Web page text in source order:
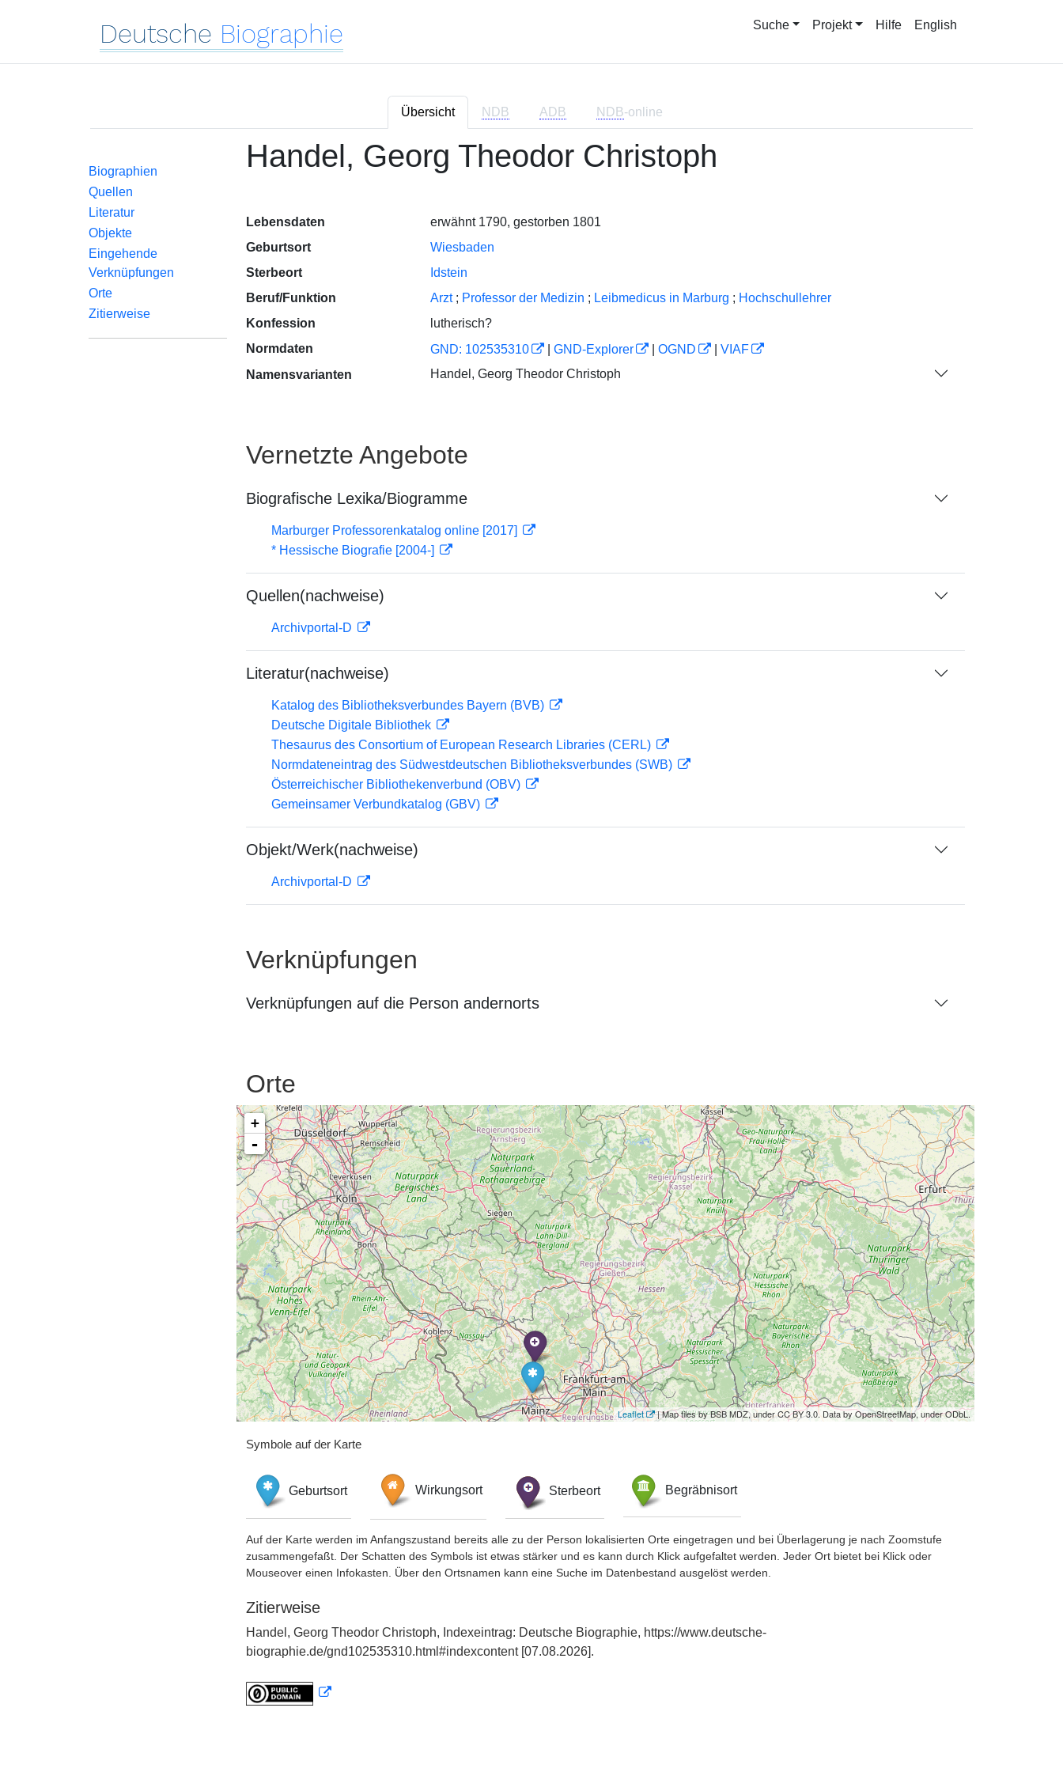
Deutsche Biographie Suche Projekt Hilfe English
Übersicht NDB ADB NDB-online
Biographien
Quellen
Literatur
Objekte
Eingehende
Verknüpfungen
Orte
Zitierweise
Handel, Georg Theodor Christoph
Lebensdaten
erwähnt 1790, gestorben 1801
Geburtsort
Wiesbaden
Sterbeort
Idstein
Beruf/Funktion
Arzt ; Professor der Medizin ; Leibmedicus in Marburg ; Hochschullehrer
Konfession
lutherisch?
Normdaten
GND: 102535310 GND-Explorer OGND
VIAF
Namensvarianten
Handel, Georg Theodor Christoph
Vernetzte Angebote
Biografische Lexika/Biogramme
Marburger Professorenkatalog online [2017]
* Hessische Biografie [2004-]
Quellen(nachweise)
Archivportal-D
Literatur(nachweise)
Katalog des Bibliotheksverbundes Bayern (BVB)
Deutsche Digitale Bibliothek
Thesaurus des Consortium of European Research Libraries (CERL)
Normdateneintrag des Südwestdeutschen Bibliotheksverbundes (SWB)
Österreichischer Bibliothekenverbund (OBV)
Gemeinsamer Verbundkatalog (GBV)
Objekt/Werk(nachweise)
Archivportal-D
Verknüpfungen
Verknüpfungen auf die Person andernorts
Orte
+
-
Leaflet | Map tiles by BSB MDZ, under CC BY 3.0. Data by OpenStreetMap, under ODbL.
Symbole auf der Karte
Geburtsort Wirkungsort Sterbeort Begräbnisort
Auf der Karte werden im Anfangszustand bereits alle zu der Person lokalisierten Orte eingetragen und bei Überlagerung je nach Zoomstufe
zusammengefaßt. Der Schatten des Symbols ist etwas stärker und es kann durch Klick aufgefaltet werden. Jeder Ort bietet bei Klick oder
Mouseover einen Infokasten. Über den Ortsnamen kann eine Suche im Datenbestand ausgelöst werden.
Zitierweise
Handel, Georg Theodor Christoph, Indexeintrag: Deutsche Biographie, https://www.deutsche-
biographie.de/gnd102535310.html#indexcontent [07.08.2026].